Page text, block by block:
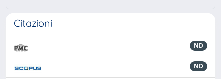
Citazioni
ND
ND